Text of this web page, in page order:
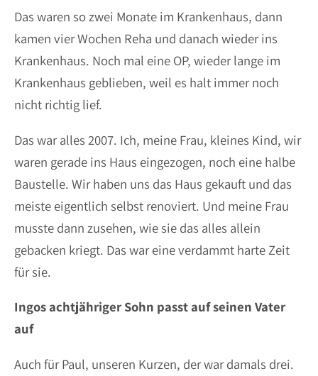
Das waren so zwei Monate im Krankenhaus, dann
kamen vier Wochen Reha und danach wieder ins
Krankenhaus. Noch mal eine OP, wieder lange im
Krankenhaus geblieben, weil es halt immer noch
nicht richtig lief.
Das war alles 2007. Ich, meine Frau, kleines Kind, wir
waren gerade ins Haus eingezogen, noch eine halbe
Baustelle. Wir haben uns das Haus gekauft und das
meiste eigentlich selbst renoviert. Und meine Frau
musste dann zusehen, wie sie das alles allein
gebacken kriegt. Das war eine verdammt harte Zeit
für sie.
Ingos achtjähriger Sohn passt auf seinen Vater
auf
Auch für Paul, unseren Kurzen, der war damals drei.